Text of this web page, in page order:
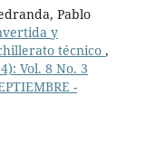
Pablo
y
técnico ,
Vol. 8 No. 3
-